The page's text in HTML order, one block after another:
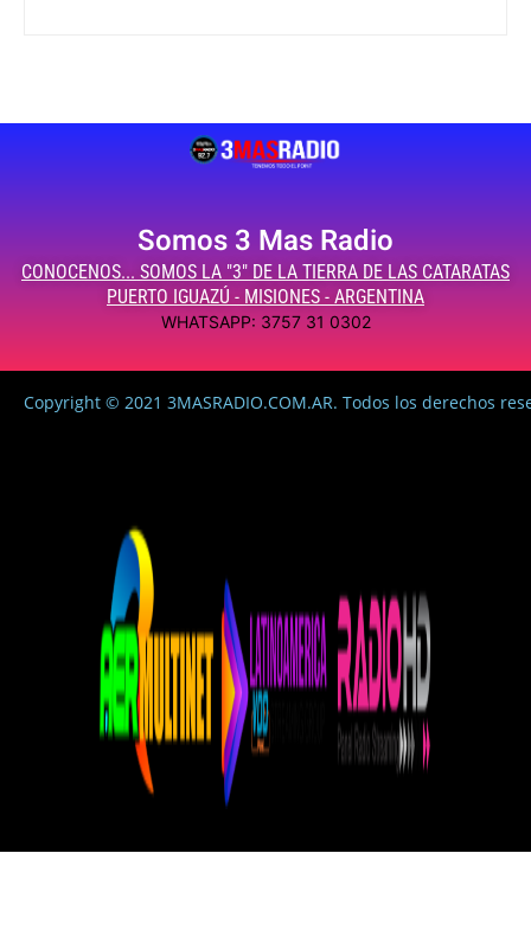
Somos 3 Mas Radio
CONOCENOS... SOMOS LA "3" DE LA TIERRA DE LAS CATARATAS
PUERTO IGUAZÚ - MISIONES - ARGENTINA
WHATSAPP: 3757 31 0302
Copyright © 2021 3MASRADIO.COM.AR. Todos los derechos